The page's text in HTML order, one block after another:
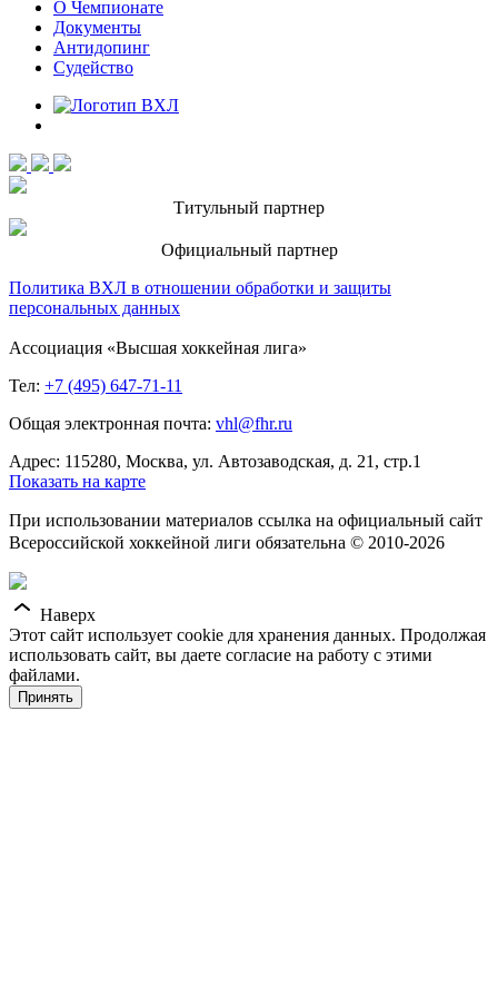
О Чемпионате
Документы
Антидопинг
Судейство
Титульный партнер
Официальный партнер
Политика ВХЛ в отношении обработки и защиты
персональных данных
Ассоциация «Высшая хоккейная лига»
Тел: +7 (495) 647-71-11
Общая электронная почта: vhl@fhr.ru
Адрес: 115280, Москва, ул. Автозаводская, д. 21, стр.1
Показать на карте
При использовании материалов ссылка на официальный сайт
Всероссийской хоккейной лиги обязательна © 2010-2026
Наверх
Этот сайт использует cookie для хранения данных. Продолжая
использовать сайт, вы даете согласие на работу с этими
файлами.
Принять